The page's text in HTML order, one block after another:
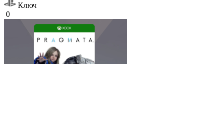
Ключ
0